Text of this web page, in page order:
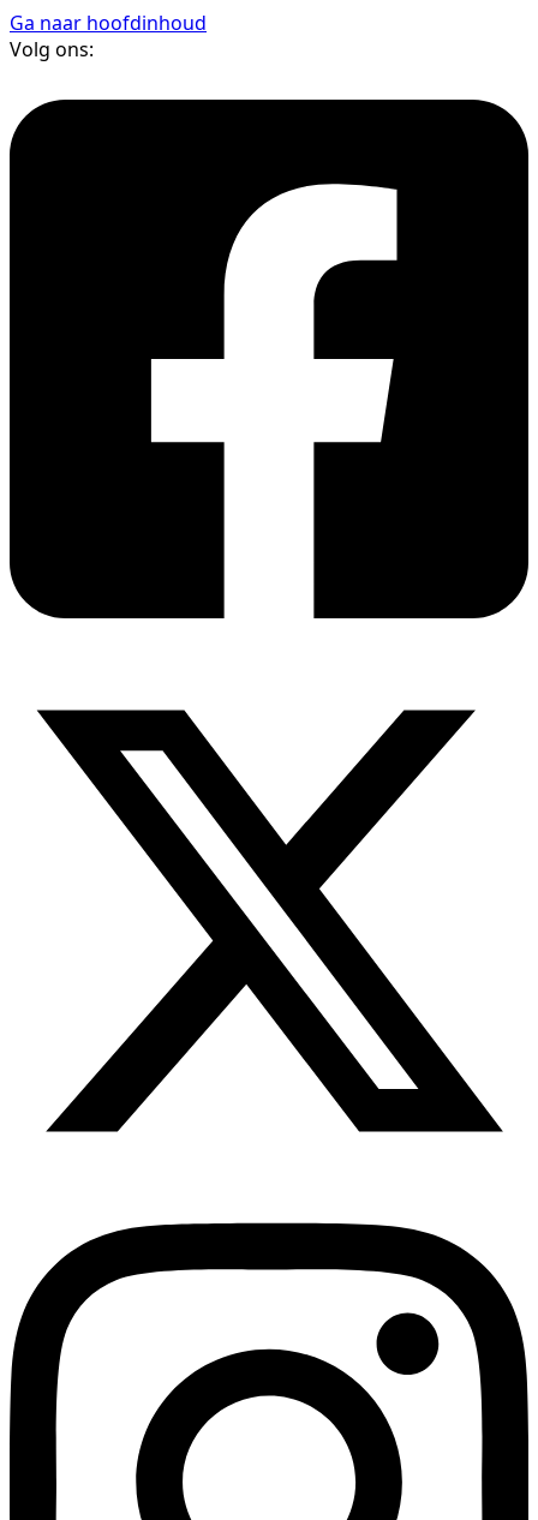
Ga naar hoofdinhoud
Volg ons: